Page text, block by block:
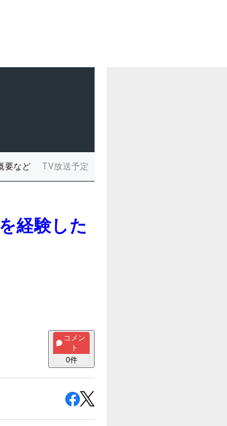
要など TV放送予定
経験した
コメン
ト
0件